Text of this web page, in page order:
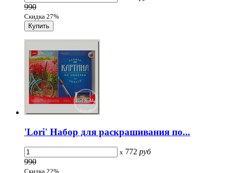
990
Скидка 27%
'Lori' Набор для раскрашивания по...
x 772 руб
990
Скидка 22%